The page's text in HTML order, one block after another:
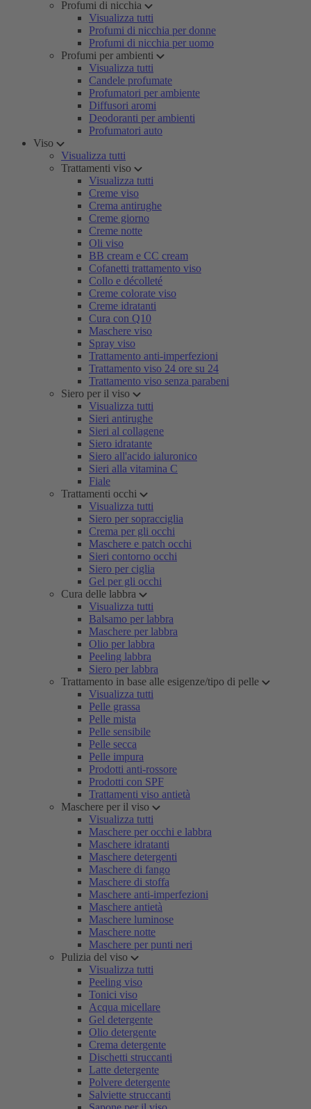
Profumi di nicchia
Visualizza tutti
Profumi di nicchia per donne
Profumi di nicchia per uomo
Profumi per ambienti
Visualizza tutti
Candele profumate
Profumatori per ambiente
Diffusori aromi
Deodoranti per ambienti
Profumatori auto
Viso
Visualizza tutti
Trattamenti viso
Visualizza tutti
Creme viso
Crema antirughe
Creme giorno
Creme notte
Oli viso
BB cream e CC cream
Cofanetti trattamento viso
Collo e décolleté
Creme colorate viso
Creme idratanti
Cura con Q10
Maschere viso
Spray viso
Trattamento anti-imperfezioni
Trattamento viso 24 ore su 24
Trattamento viso senza parabeni
Siero per il viso
Visualizza tutti
Sieri antirughe
Sieri al collagene
Siero idratante
Siero all'acido ialuronico
Sieri alla vitamina C
Fiale
Trattamenti occhi
Visualizza tutti
Siero per sopracciglia
Crema per gli occhi
Maschere e patch occhi
Sieri contorno occhi
Siero per ciglia
Gel per gli occhi
Cura delle labbra
Visualizza tutti
Balsamo per labbra
Maschere per labbra
Olio per labbra
Peeling labbra
Siero per labbra
Trattamento in base alle esigenze/tipo di pelle
Visualizza tutti
Pelle grassa
Pelle mista
Pelle sensibile
Pelle secca
Pelle impura
Prodotti anti-rossore
Prodotti con SPF
Trattamenti viso antietà
Maschere per il viso
Visualizza tutti
Maschere per occhi e labbra
Maschere idratanti
Maschere detergenti
Maschere di fango
Maschere di stoffa
Maschere anti-imperfezioni
Maschere antietà
Maschere luminose
Maschere notte
Maschere per punti neri
Pulizia del viso
Visualizza tutti
Peeling viso
Tonici viso
Acqua micellare
Gel detergente
Olio detergente
Crema detergente
Dischetti struccanti
Latte detergente
Polvere detergente
Salviette struccanti